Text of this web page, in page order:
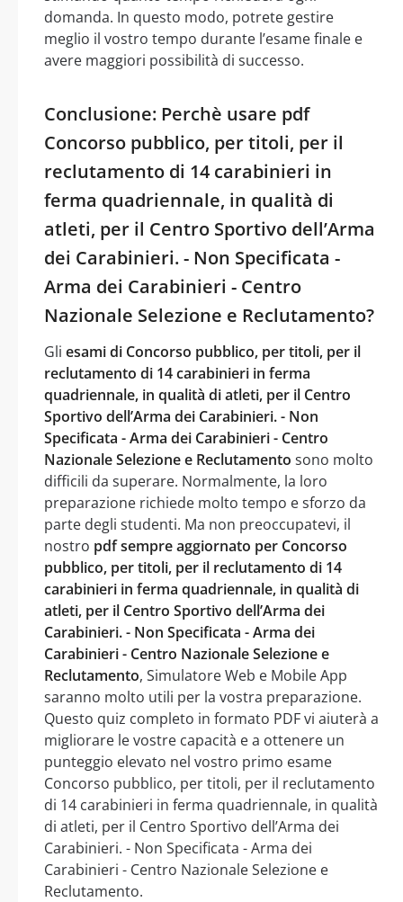
domanda. In questo modo, potrete gestire
meglio il vostro tempo durante l’esame finale e
avere maggiori possibilità di successo.
Conclusione: Perchè usare pdf
Concorso pubblico, per titoli, per il
reclutamento di 14 carabinieri in
ferma quadriennale, in qualità di
atleti, per il Centro Sportivo dell’Arma
dei Carabinieri. - Non Specificata -
Arma dei Carabinieri - Centro
Nazionale Selezione e Reclutamento?
Gli esami di Concorso pubblico, per titoli, per il
reclutamento di 14 carabinieri in ferma
quadriennale, in qualità di atleti, per il Centro
Sportivo dell’Arma dei Carabinieri. - Non
Specificata - Arma dei Carabinieri - Centro
Nazionale Selezione e Reclutamento sono molto
difficili da superare. Normalmente, la loro
preparazione richiede molto tempo e sforzo da
parte degli studenti. Ma non preoccupatevi, il
nostro pdf sempre aggiornato per Concorso
pubblico, per titoli, per il reclutamento di 14
carabinieri in ferma quadriennale, in qualità di
atleti, per il Centro Sportivo dell’Arma dei
Carabinieri. - Non Specificata - Arma dei
Carabinieri - Centro Nazionale Selezione e
Reclutamento, Simulatore Web e Mobile App
saranno molto utili per la vostra preparazione.
Questo quiz completo in formato PDF vi aiuterà a
migliorare le vostre capacità e a ottenere un
punteggio elevato nel vostro primo esame
Concorso pubblico, per titoli, per il reclutamento
di 14 carabinieri in ferma quadriennale, in qualità
di atleti, per il Centro Sportivo dell’Arma dei
Carabinieri. - Non Specificata - Arma dei
Carabinieri - Centro Nazionale Selezione e
Reclutamento.